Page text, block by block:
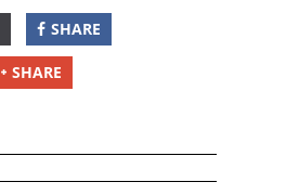
SHARE
SHARE